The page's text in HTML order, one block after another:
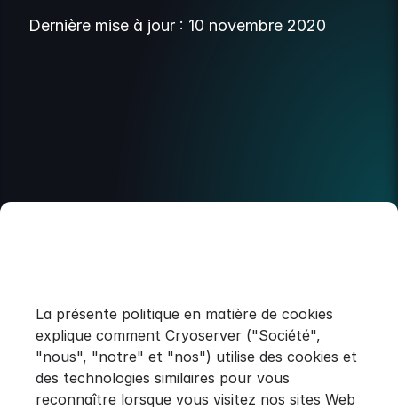
Dernière mise à jour : 10 novembre 2020
La présente politique en matière de cookies
explique comment Cryoserver ("Société",
"nous", "notre" et "nos") utilise des cookies et
des technologies similaires pour vous
reconnaître lorsque vous visitez nos sites Web